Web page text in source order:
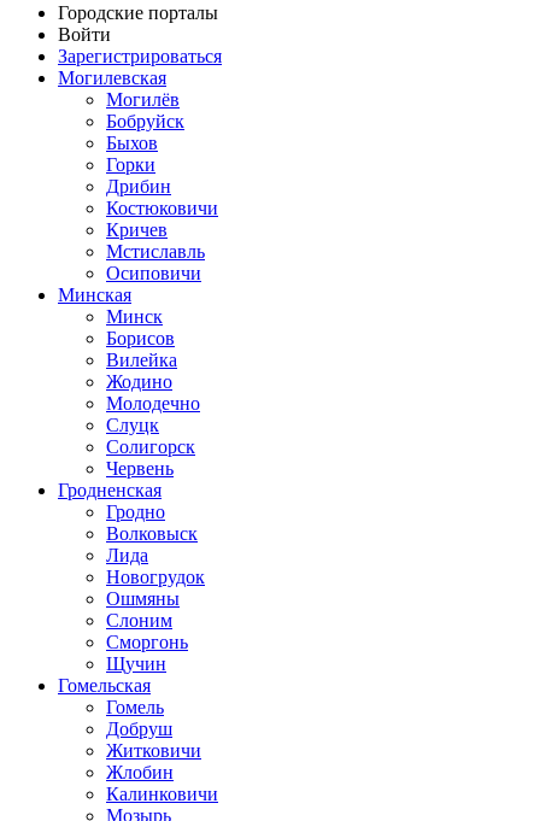
Городские порталы
Войти
Зарегистрироваться
Могилевская
Могилёв
Бобруйск
Быхов
Горки
Дрибин
Костюковичи
Кричев
Мстиславль
Осиповичи
Минская
Минск
Борисов
Вилейка
Жодино
Молодечно
Слуцк
Солигорск
Червень
Гродненская
Гродно
Волковыск
Лида
Новогрудок
Ошмяны
Слоним
Сморгонь
Щучин
Гомельская
Гомель
Добруш
Житковичи
Жлобин
Калинковичи
Мозырь